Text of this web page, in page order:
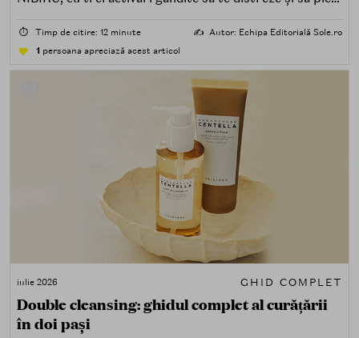
⏱️ Timp de citire: 12 minute ✍️ Autor: Echipa Editorială Sole.ro
1 persoana apreciază acest articol
iulie 2026 GHID COMPLET
Double cleansing: ghidul complet al curățării
în doi pași